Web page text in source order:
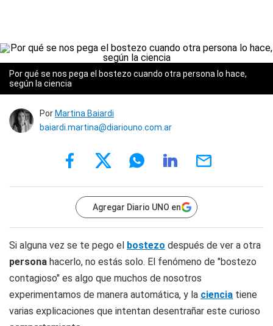
Por qué se nos pega el bostezo cuando otra persona lo hace,
según la ciencia
Por Martina Baiardi
baiardi.martina@diariouno.com.ar
Agregar Diario UNO en
Si alguna vez se te pego el bostezo después de ver a otra
persona hacerlo, no estás solo. El fenómeno de "bostezo
contagioso" es algo que muchos de nosotros
experimentamos de manera automática, y la ciencia tiene
varias explicaciones que intentan desentrañar este curioso